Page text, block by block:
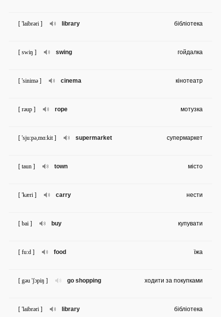
library
[ 'laibrəri ] бібліотека
swing
[ swiŋ ] гойдалка
cinema
[ 'sinimə ] кінотеатр
rope
[ rəup ] мотузка
supermarket
[ 'sju:pə,mɑ:kit ] супермаркет
town
[ taun ] місто
carry
[ 'kæri ] нести
buy
[ bai ] купувати
food
[ fu:d ] їжа
go shopping
[ gəu 'ʃɔpiŋ ] ходити за покупками
library
[ 'laibrəri ] бібліотека